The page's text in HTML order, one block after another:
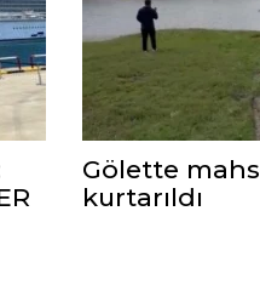
Gölette
kurtarıldı